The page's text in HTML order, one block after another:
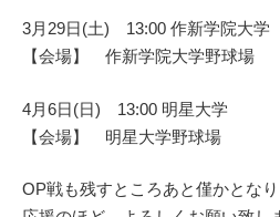
3月29日(土) 13:00 作新学院大学
【会場】 作新学院大学野球場
4月6日(日) 13:00 明星大学
【会場】 明星大学野球場
OP戦も残すところあと僅かとなり